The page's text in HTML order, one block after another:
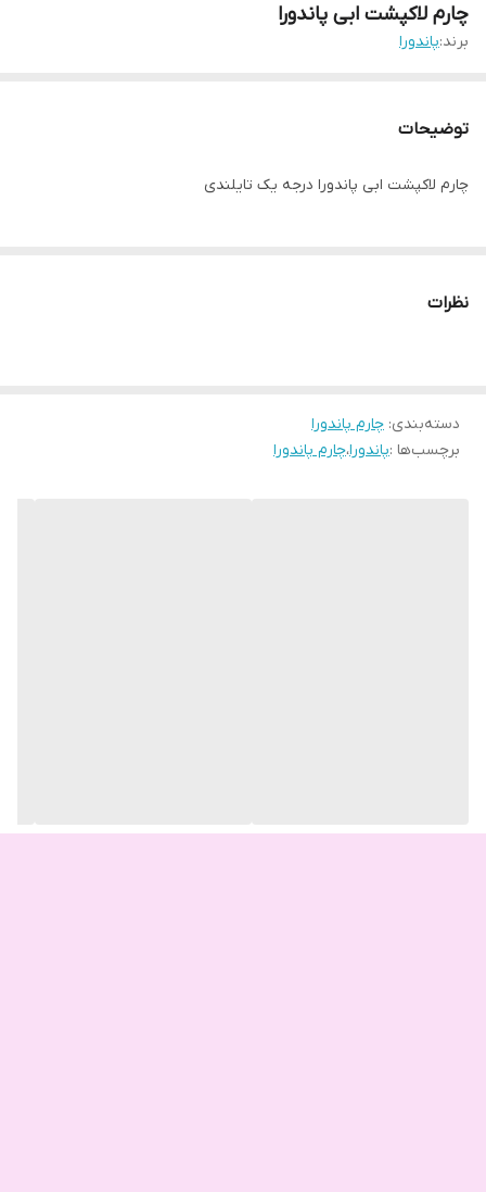
چارم لاکپشت ابی پاندورا
برند:پاندورا
توضیحات
چارم لاکپشت ابی پاندورا درجه یک تایلندی
نظرات
دسته‌بندی: چارم پاندورا
برچسب‌ها :پاندورا،چارم پاندورا